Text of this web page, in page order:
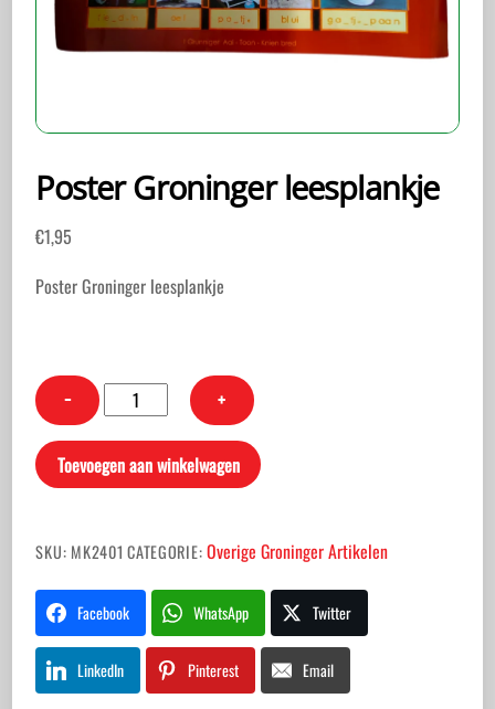
Poster Groninger leesplankje
€1,95
Poster Groninger leesplankje
−
Poster
Groninger
leesplankje
aantal
+
Toevoegen aan winkelwagen
SKU: MK2401 CATEGORIE:Overige Groninger Artikelen
Facebook WhatsApp Twitter
LinkedIn Pinterest Email